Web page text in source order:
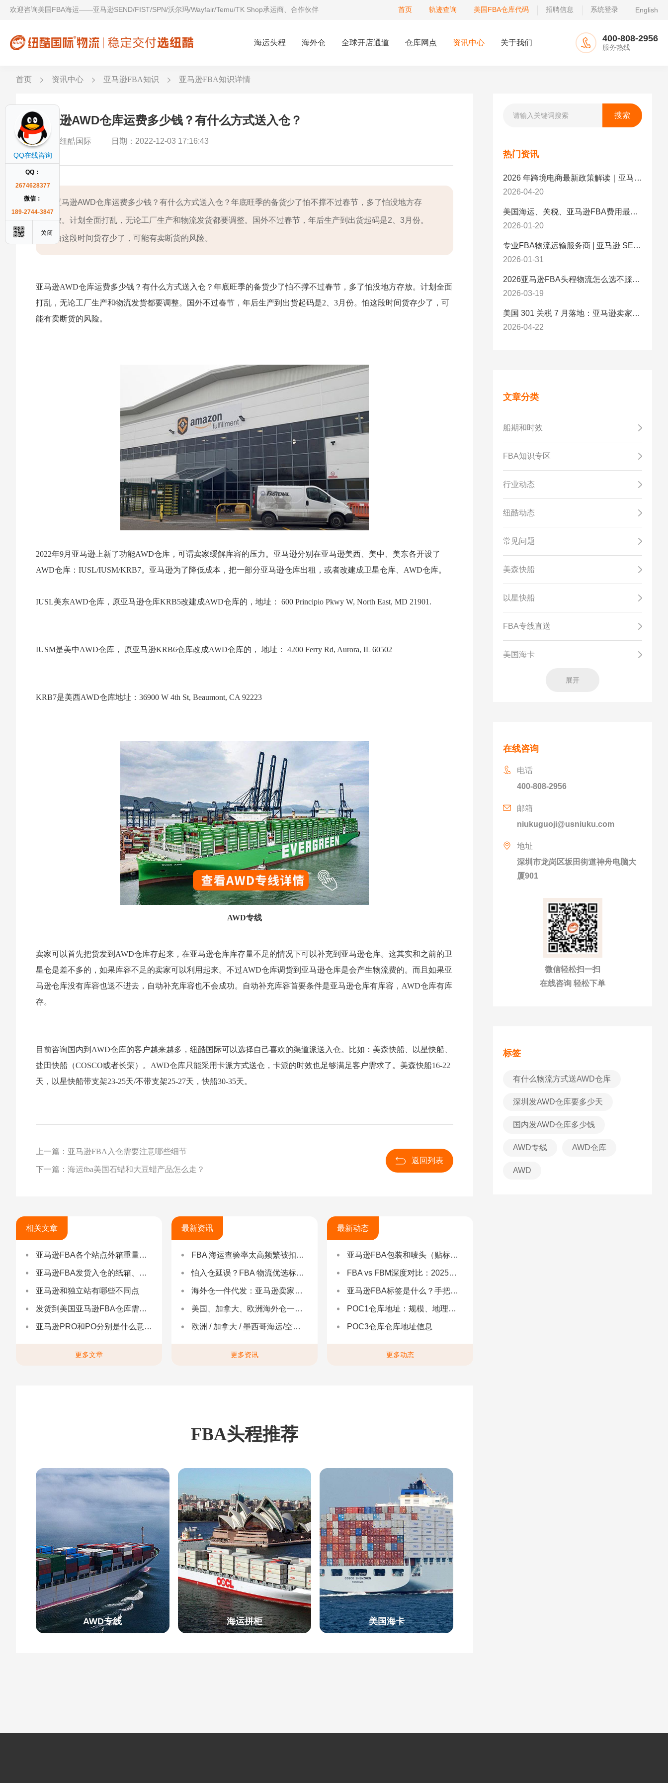
欢迎咨询美国FBA海运——亚马逊SEND/FIST/SPN/沃尔玛/Wayfair/Temu/TK Shop承运商、合作伙伴 首页 轨迹查询 美国FBA仓库代码 招聘信息 系统登录 English
海运头程 海外仓 全球开店通道 仓库网点 资讯中心 关于我们 400-808-2956
服务热线
首页 资讯中心 亚马逊FBA知识 亚马逊FBA知识详情
亚马逊AWD仓库运费多少钱？有什么方式送入仓？
作者：纽酷国际 日期：2022-12-03 17:16:43
亚马逊AWD仓库运费多少钱？有什么方式送入仓？年底旺季的备货少了怕不撑不过春节，多了怕没地方存
放。计划全面打乱，无论工厂生产和物流发货都要调整。国外不过春节，年后生产到出货起码是2、3月份。
怕这段时间货存少了，可能有卖断货的风险。
亚马逊AWD仓库运费多少钱？有什么方式送入仓？年底旺季的备货少了怕不撑不过春节，多了怕没地方存放。计划全面
打乱，无论工厂生产和物流发货都要调整。国外不过春节，年后生产到出货起码是2、3月份。怕这段时间货存少了，可
能有卖断货的风险。
2022年9月亚马逊上新了功能AWD仓库，可谓卖家缓解库容的压力。亚马逊分别在亚马逊美西、美中、美东各开设了
AWD仓库：IUSL/IUSM/KRB7。亚马逊为了降低成本，把一部分亚马逊仓库出租，或者改建成卫星仓库、AWD仓库。
IUSL美东AWD仓库，原亚马逊仓库KRB5改建成AWD仓库的，地址： 600 Principio Pkwy W, North East, MD 21901.
IUSM是美中AWD仓库， 原亚马逊KRB6仓库改成AWD仓库的， 地址： 4200 Ferry Rd, Aurora, IL 60502
KRB7是美西AWD仓库地址：36900 W 4th St, Beaumont, CA 92223
AWD专线
卖家可以首先把货发到AWD仓库存起来，在亚马逊仓库库存量不足的情况下可以补充到亚马逊仓库。这其实和之前的卫
星仓是差不多的，如果库容不足的卖家可以利用起来。不过AWD仓库调货到亚马逊仓库是会产生物流费的。而且如果亚
马逊仓库没有库容也送不进去，自动补充库容也不会成功。自动补充库容首要条件是亚马逊仓库有库容，AWD仓库有库
存。
目前咨询国内到AWD仓库的客户越来越多，纽酷国际可以选择自己喜欢的渠道派送入仓。比如：美森快船、以星快船、
盐田快船（COSCO或者长荣）。AWD仓库只能采用卡派方式送仓，卡派的时效也足够满足客户需求了。美森快船16-22
天，以星快船带支架23-25天/不带支架25-27天，快船30-35天。
返回列表
上一篇：亚马逊FBA入仓需要注意哪些细节
下一篇：海运fba美国石蜡和大豆蜡产品怎么走？
相关文章
亚马逊FBA各个站点外箱重量和尺寸要求
亚马逊FBA发货入仓的纸箱、重量、尺寸、贴标的要求详解
亚马逊和独立站有哪些不同点
发货到美国亚马逊FBA仓库需要注意什么？
亚马逊PRO和PO分别是什么意思，它们有什么区别？
更多文章
最新资讯
FBA 海运查验率太高频繁被扣货，如何选择低查验物流货代？
怕入仓延误？FBA 物流优选标准：自营仓 + 自有车队是核心硬指标
海外仓一件代发：亚马逊卖家合规履约与长效增长解决方案
美国、加拿大、欧洲海外仓一件代发
欧洲 / 加拿大 / 墨西哥海运/空运 | 多国海运一站式解决方案
更多资讯
最新动态
亚马逊FBA包装和唛头（贴标签）要求（2025最新详解）
FBA vs FBM深度对比：2025年卖家该如何选择？（附决策流程图）
亚马逊FBA标签是什么？手把手教你设置与避坑（附超全指南）
POC1仓库地址：规模、地理与优势分析
POC3仓库仓库地址信息
更多动态
FBA头程推荐
AWD专线 海运拼柜 美国海卡
热门资讯
2026 年跨境电商最新政策解读｜亚马逊卖家必看：合规、成本与物流新机遇
2026-04-20
美国海运、关税、亚马逊FBA费用最新政策解读与应对策略（2026版）
2026-01-20
专业FBA物流运输服务商 | 亚马逊 SEND 官方合作伙伴纽酷国际物流
2026-01-31
2026亚马逊FBA头程物流怎么选不踩坑？SEND/FIST/SPN官方认证物流商，只有这家敢承诺“准达率第一”
2026-03-19
美国 301 关税 7 月落地：亚马逊卖家必看的 5 项合规标准与稳交付方案
2026-04-22
文章分类
船期和时效
FBA知识专区
行业动态
纽酷动态
常见问题
美森快船
以星快船
FBA专线直送
美国海卡
展开
在线咨询
电话
400-808-2956
邮箱
niukuguoji@usniuku.com
地址
深圳市龙岗区坂田街道神舟电脑大
厦901
微信轻松扫一扫
在线咨询 轻松下单
标签
有什么物流方式送AWD仓库
深圳发AWD仓库要多少天
国内发AWD仓库多少钱
AWD专线 AWD仓库
AWD
QQ在线咨询
QQ：
2674628377
微信：
189-2744-3847